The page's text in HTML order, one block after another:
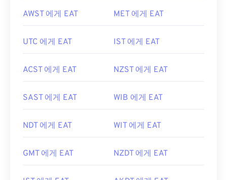
AWST 에게 EAT MET 에게 EAT
UTC 에게 EAT IST 에게 EAT
ACST 에게 EAT NZST 에게 EAT
SAST 에게 EAT WIB 에게 EAT
NDT 에게 EAT WIT 에게 EAT
GMT 에게 EAT NZDT 에게 EAT